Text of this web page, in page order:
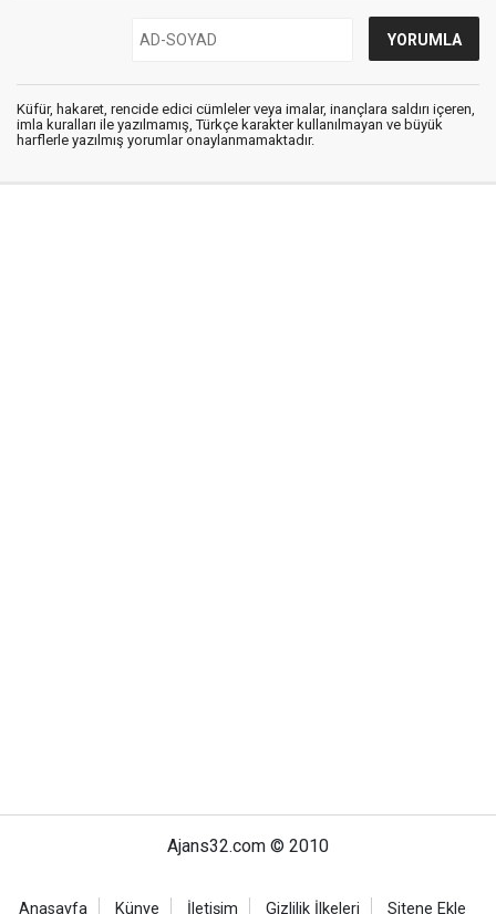
Küfür, hakaret, rencide edici cümleler veya imalar, inançlara saldırı içeren,
imla kuralları ile yazılmamış, Türkçe karakter kullanılmayan ve büyük
harflerle yazılmış yorumlar onaylanmamaktadır.
Ajans32.com © 2010
Anasayfa Künye İletişim Gizlilik İlkeleri Sitene Ekle